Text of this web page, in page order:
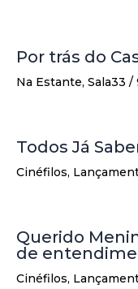
Por trás do
Na Estante, Sala33 /
Todos Já
Cinéfilos,
Querido
de
Cinéfilos,